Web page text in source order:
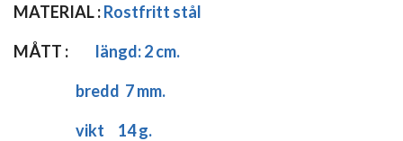
MATERIAL :Rostfritt stål
MÅTT :
längd:2 cm.
bredd 7 mm.
vikt 14 g.